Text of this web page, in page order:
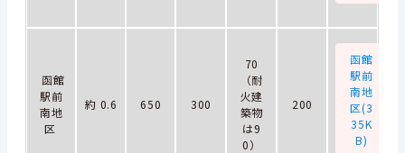
函館
駅前
南地
区
約 0.6 650 300
70
（耐
火建
築物
は9
0）
200
函館
駅前
南地
区(3
35K
B)